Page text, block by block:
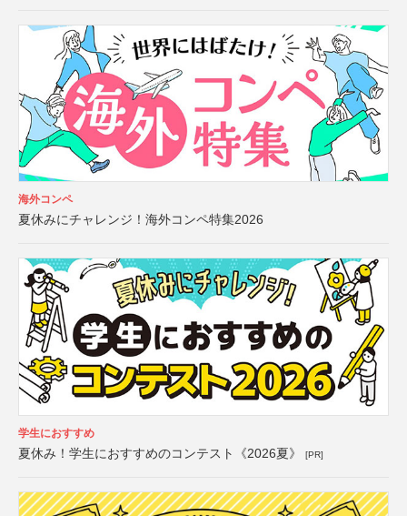
海外コンペ
夏休みにチャレンジ！海外コンペ特集2026
学生におすすめ
夏休み！学生におすすめのコンテスト《2026夏》 [PR]